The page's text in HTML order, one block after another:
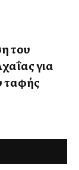
του
για
ταφής